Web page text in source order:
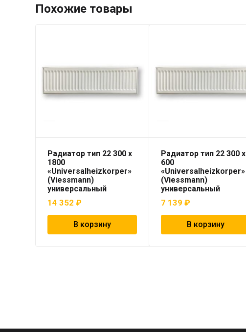
Похожие товары
Радиатор тип 22 300 x
1800
«Universalheizkorper»
(Viessmann)
универсальный
14 352 ₽
В корзину
Радиатор тип 22 300 х
600
«Universalheizkorper»
(Viessmann)
универсальный
7 139₽
В корзину